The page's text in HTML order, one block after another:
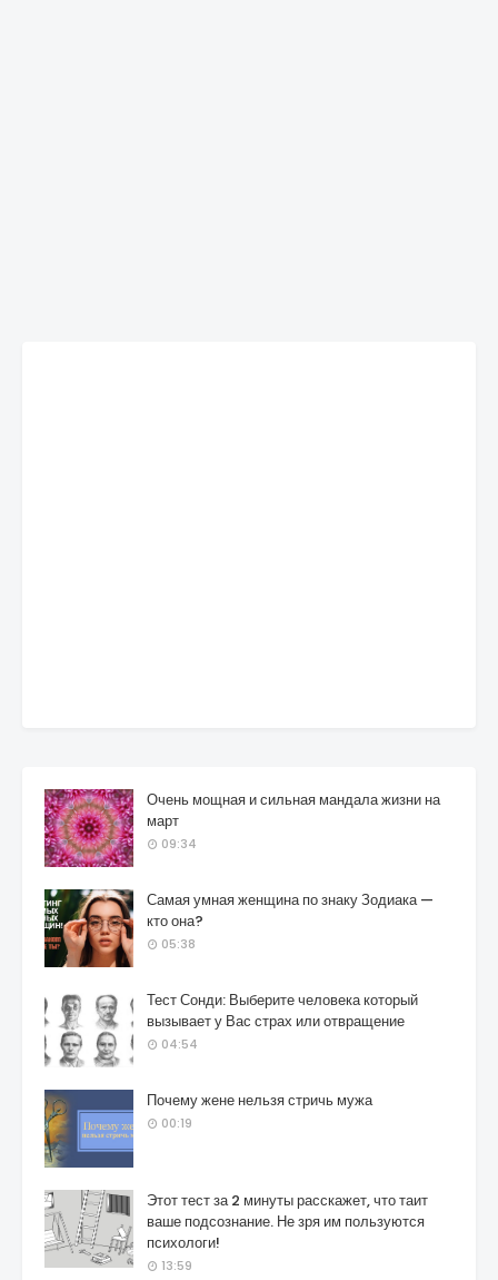
Очень мощная и сильная мандала жизни на
март
09:34
Самая умная женщина по знаку Зодиака —
кто она?
05:38
Тест Сонди: Выберите человека который
вызывает у Вас страх или отвращение
04:54
Почему жене нельзя стричь мужа
00:19
Этот тест за 2 минуты расскажет, что таит
ваше подсознание. Не зря им пользуются
психологи!
13:59